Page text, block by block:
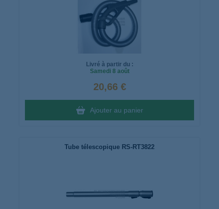
Livré à partir du :
Samedi8 août
20,66 €
Ajouter au panier
Tube télescopique RS-RT3822